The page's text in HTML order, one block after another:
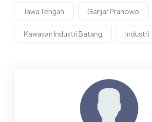
Jawa Tengah Ganjar Pranowo
Kawasan Industri Batang Industri